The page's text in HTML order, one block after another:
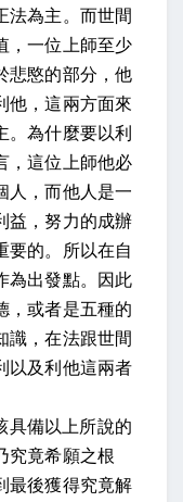
法為主。而世間
，一位上師至少
悲愍的部分，他
他，這兩方面來
。為什麼要以利
，這位上師他必
人，而他人是一
益，努力的成辦
要的。所以在自
為出發點。因此
，或者是五種的
識，在法跟世間
以及利他這兩者
具備以上所說的
究竟希願之根
最後獲得究竟解